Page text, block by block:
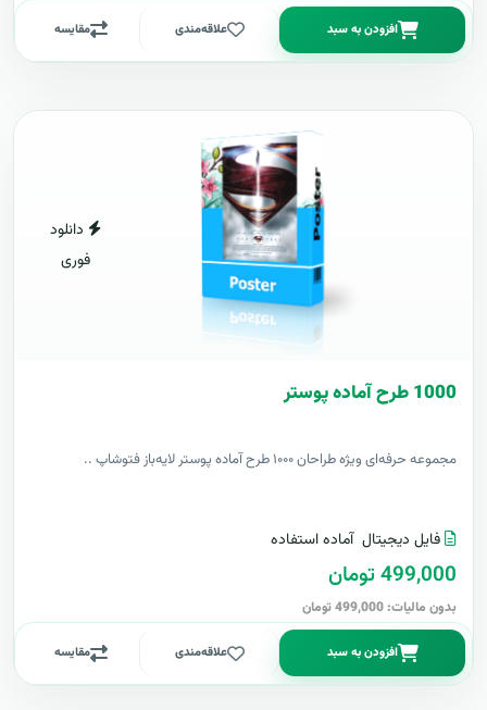
افزودن به سبد علاقه‌مندی مقایسه
دانلود
فوری
1000 طرح آماده پوستر
مجموعه حرفه‌ای ویژه طراحان ۱۰۰۰ طرح آماده پوستر لایه‌باز فتوشاپ ..
فایل دیجیتال آماده استفاده
499,000 تومان
بدون مالیات: 499,000 تومان
افزودن به سبد علاقه‌مندی مقایسه